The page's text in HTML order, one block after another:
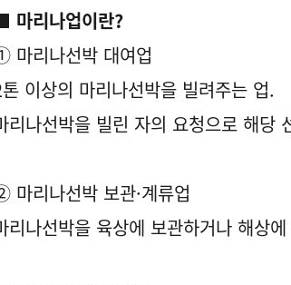
마리나업이란?
마리나선박 대여업
이상의 마리나선박을 빌려주는 업.
리나선박을 빌린 자의 요청으로 해당
마리나선박 보관·계류업
리나선박을 육상에 보관하거나 해상